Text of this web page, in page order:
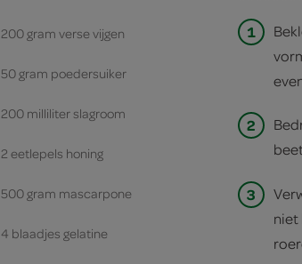
200 gram verse vijgen
50 gram poedersuiker
200 milliliter slagroom
2 eetlepels honing
500 gram mascarpone
4 blaadjes gelatine
1
2
3
niet